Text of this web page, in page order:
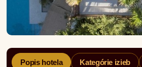
Popis hotela Kategórie izieb